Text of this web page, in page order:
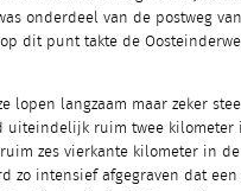
onderdeel van de postweg
dit punt takte de
lopen langzaam maar zeker
uiteindelijk ruim twee kilometer
zes vierkante kilometer in
zo intensief afgegraven dat